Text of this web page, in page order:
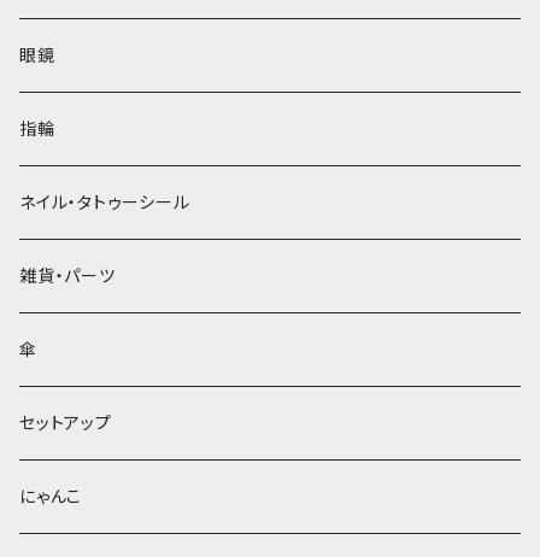
眼鏡
指輪
ネイル・タトゥーシール
雑貨・パーツ
傘
セットアップ
にゃんこ